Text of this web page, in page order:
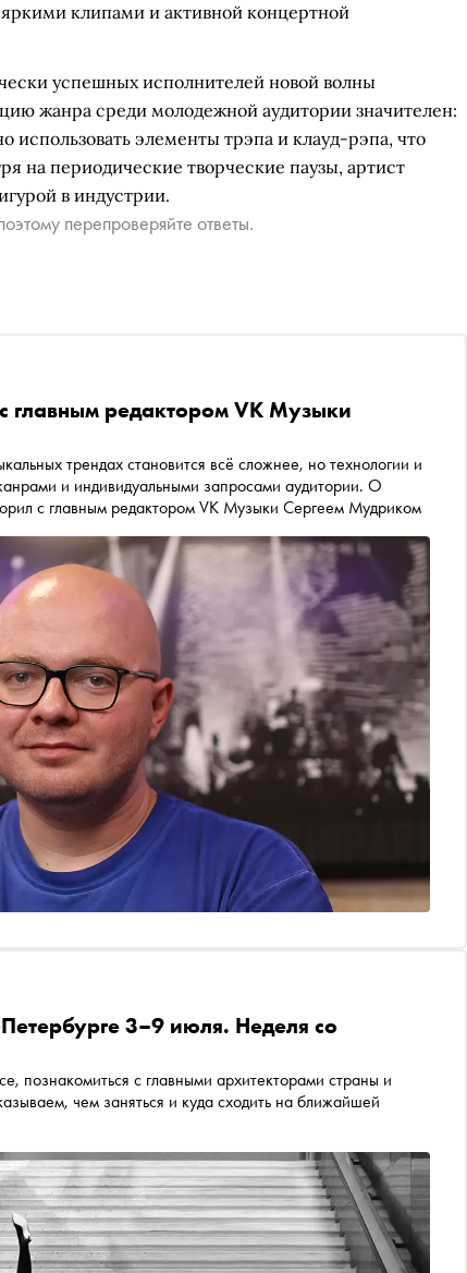
клипами и активной концертной
успешных исполнителей новой волны
жанра среди молодежной аудитории значителен:
использовать элементы трэпа и клауд-рэпа, что
на периодические творческие паузы, артист
в индустрии.
перепроверяйте ответы.
главным редактором VK Музыки
трендах становится всё сложнее, но технологии и
и индивидуальными запросами аудитории. О
с главным редактором VK Музыки Сергеем Мудриком
3–9 июля. Неделя со
познакомиться с главными архитекторами страны и
чем заняться и куда сходить на ближайшей